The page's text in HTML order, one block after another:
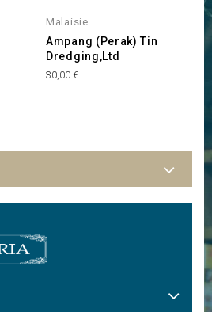
Malaisie
Ampang (Perak) Tin
Dredging,Ltd
30,00 €